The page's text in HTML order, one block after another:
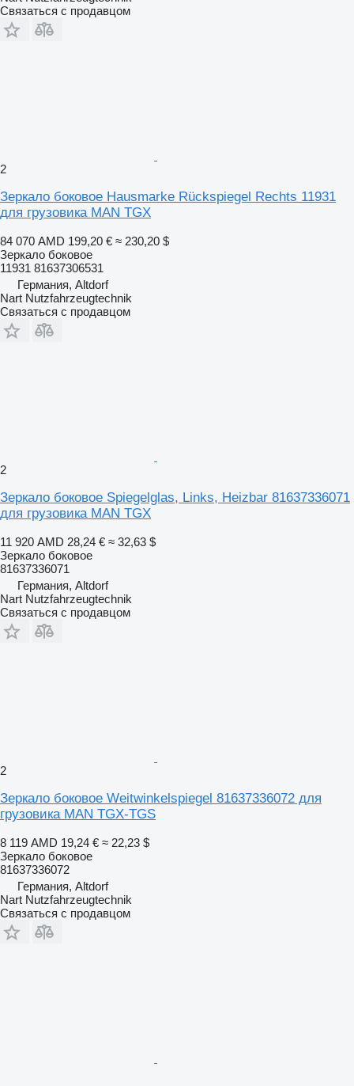
Связаться с продавцом
2
Зеркало боковое Hausmarke Rückspiegel Rechts 11931
для грузовика MAN TGX
84 070 AMD 199,20 € ≈ 230,20 $
Зеркало боковое
11931 81637306531
Германия, Altdorf
Nart Nutzfahrzeugtechnik
Связаться с продавцом
2
Зеркало боковое Spiegelglas, Links, Heizbar 81637336071
для грузовика MAN TGX
11 920 AMD 28,24 € ≈ 32,63 $
Зеркало боковое
81637336071
Германия, Altdorf
Nart Nutzfahrzeugtechnik
Связаться с продавцом
2
Зеркало боковое Weitwinkelspiegel 81637336072 для
грузовика MAN TGX-TGS
8 119 AMD 19,24 € ≈ 22,23 $
Зеркало боковое
81637336072
Германия, Altdorf
Nart Nutzfahrzeugtechnik
Связаться с продавцом